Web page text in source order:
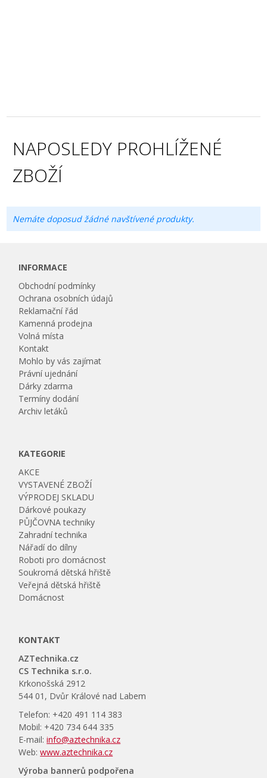
NAPOSLEDY PROHLÍŽENÉ
ZBOŽÍ
Nemáte doposud žádné navštívené produkty.
INFORMACE
Obchodní podmínky
Ochrana osobních údajů
Reklamační řád
Kamenná prodejna
Volná místa
Kontakt
Mohlo by vás zajímat
Právní ujednání
Dárky zdarma
Termíny dodání
Archiv letáků
KATEGORIE
AKCE
VYSTAVENÉ ZBOŽÍ
VÝPRODEJ SKLADU
Dárkové poukazy
PŮJČOVNA techniky
Zahradní technika
Nářadí do dílny
Roboti pro domácnost
Soukromá dětská hřiště
Veřejná dětská hřiště
Domácnost
KONTAKT
AZTechnika.cz
CS Technika s.r.o.
Krkonošská 2912
544 01, Dvůr Králové nad Labem
Telefon: +420 491 114 383
Mobil: +420 734 644 335
E-mail:info@aztechnika.cz
Web:www.aztechnika.cz
Výroba bannerů podpořena